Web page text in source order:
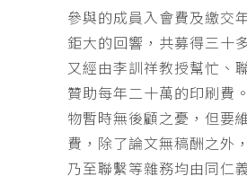
參與的成員入會費及繳交
鉅大的回響，共募得三十
又經由李訓祥教授幫忙、
贊助每年二十萬的印刷費
物暫時無後顧之憂，但要
費，除了論文無稿酬之外
乃至聯繫等雜務均由同仁